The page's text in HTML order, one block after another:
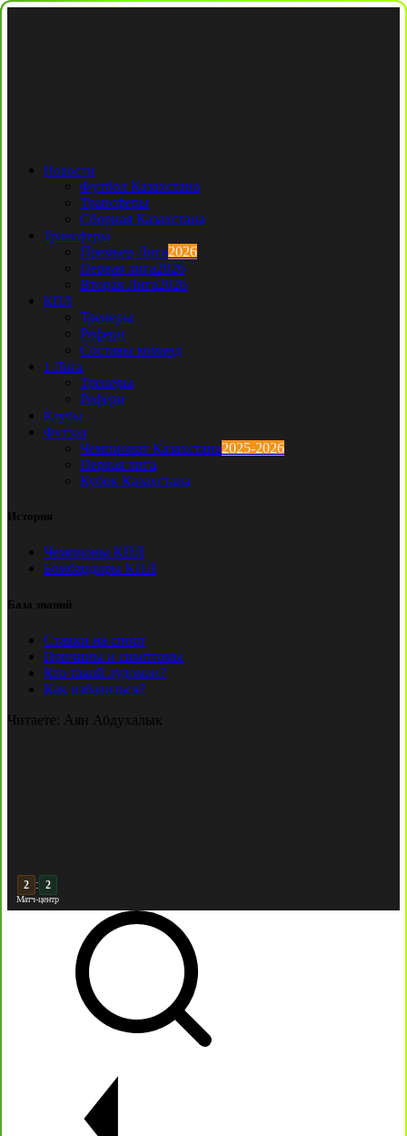
Новости
Футбол Казахстана
Трансферы
Сборная Казахстана
Трансферы
Премьер Лига2026
Первая лига2026
Вторая Лига2026
КПЛ
Тренеры
Рефери
Составы команд
1 Лига
Тренеры
Рефери
Клубы
Футзал
Чемпионат Казахстана2025-2026
Первая лига
Кубок Казахстана
История
Чемпионы КПЛ
Бомбардиры КПЛ
База знаний
Ставки на спорт
Причины и симптомы
Кто такой лудоман?
Как избавиться?
Читаете: Аян Абдухалык
: 2
Матч-центр